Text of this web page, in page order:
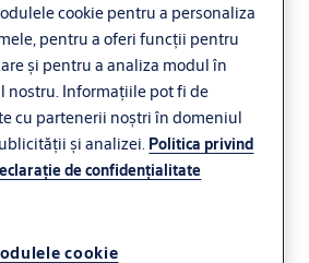
cookie pentru a personaliza
pentru a oferi funcții pentru
și pentru a analiza modul în
nostru. Informațiile pot fi de
cu partenerii noștri în domeniul
și analizei. Politica privind
de confidenţialitate
cookie